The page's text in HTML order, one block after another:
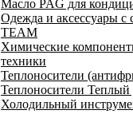
Масло PAG для
Одежда и аксессуары
TEAM
Химические
техники
Теплоносители
Теплоносители Теплый
Холодильный